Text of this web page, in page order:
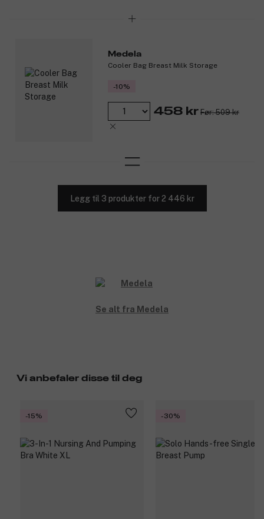
Medela
Cooler Bag Breast Milk Storage
-10%
458 kr Før: 509 kr
Legg til 3 produkter for 2 446 kr
Se alt fra Medela
Vi anbefaler disse til deg
-15% -30%